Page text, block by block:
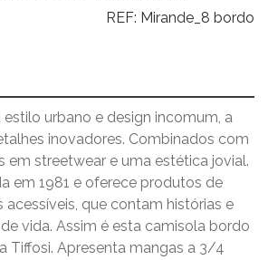
REF: Mirande_8 bordo
estilo urbano e design incomum, a
inovadores. Combinados com
em streetwear e uma estética jovial.
em 1981 e oferece produtos de
acessíveis, que contam histórias e
vida. Assim é esta camisola bordo
Tiffosi. Apresenta mangas a 3/4